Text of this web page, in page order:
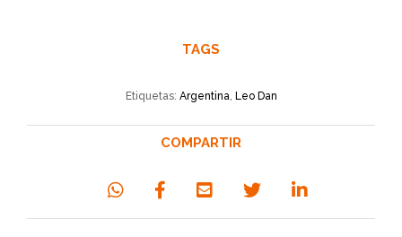
TAGS
Etiquetas: Argentina, Leo Dan
COMPARTIR